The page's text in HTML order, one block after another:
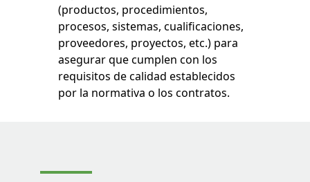
(productos, procedimientos,
procesos, sistemas, cualificaciones,
proveedores, proyectos, etc.) para
asegurar que cumplen con los
requisitos de calidad establecidos
por la normativa o los contratos.